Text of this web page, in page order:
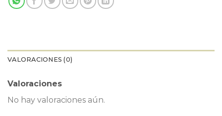
VALORACIONES (0)
Valoraciones
No hay valoraciones aún.